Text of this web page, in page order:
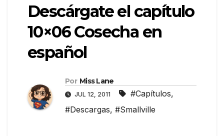
Descárgate el capítulo
10×06 Cosecha en
español
Por Miss Lane
JUL 12, 2011 #Capítulos,
#Descargas, #Smallville